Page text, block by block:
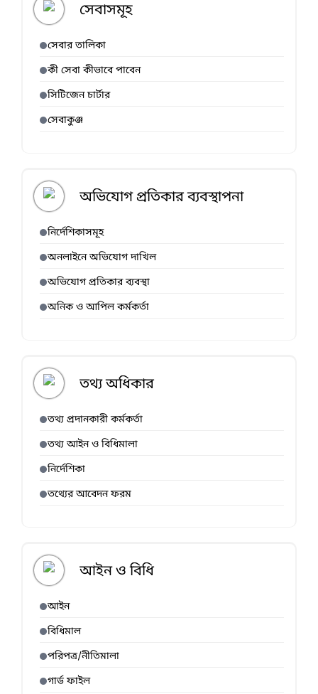
সেবাসমূহ
সেবার তালিকা
কী সেবা কীভাবে পাবেন
সিটিজেন চার্টার
সেবাকুঞ্জ
অভিযোগ প্রতিকার ব্যবস্থাপনা
নির্দেশিকাসমূহ
অনলাইনে অভিযোগ দাখিল
অভিযোগ প্রতিকার ব্যবস্থা
অনিক ও আপিল কর্মকর্তা
তথ্য অধিকার
তথ্য প্রদানকারী কর্মকর্তা
তথ্য আইন ও বিধিমালা
নির্দেশিকা
তথ্যের আবেদন ফরম
আইন ও বিধি
আইন
বিধিমাল
পরিপত্র/নীতিমালা
গার্ড ফাইল